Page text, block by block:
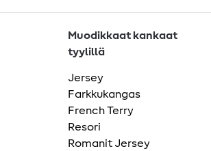
Muodikkaat kankaat
tyylillä
Jersey
Farkkukangas
French Terry
Resori
Romanit Jersey